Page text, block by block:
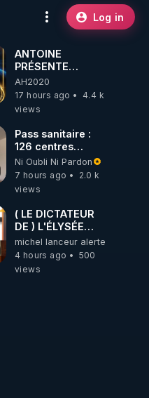
Log in
ANTOINE
PRÉSENTE
AH2020 LE LIVE
20H ***DU
06/08/2026***
AH2020
17 hours ago
4.4 k
views
Pass sanitaire :
126 centres
commerciaux
concernés par
l'obligation dans
Ni Oubli Ni Pardon
7 hours ago
2.0 k
views
( LE DICTATEUR
DE ) L'ÉLYSÉE
PANIQUE : PIERRE
GUILLAUME
MERCADAL
michel lanceur alerte
4 hours ago
500
views